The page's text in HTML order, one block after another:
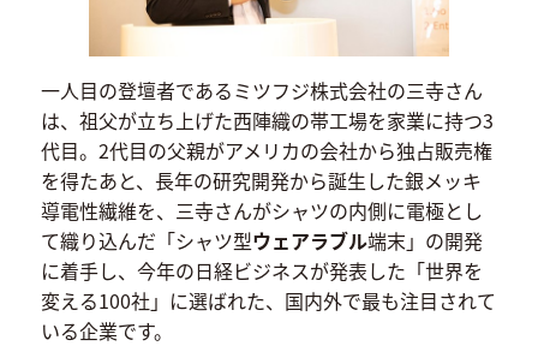
一人目の登壇者であるミツフジ株式会社の三寺さん
は、祖父が立ち上げた西陣織の帯工場を家業に持つ3
代目。2代目の父親がアメリカの会社から独占販売権
を得たあと、長年の研究開発から誕生した銀メッキ
導電性繊維を、三寺さんがシャツの内側に電極とし
て織り込んだ「シャツ型ウェアラブル端末」の開発
に着手し、今年の日経ビジネスが発表した「世界を
変える100社」に選ばれた、国内外で最も注目されて
いる企業です。